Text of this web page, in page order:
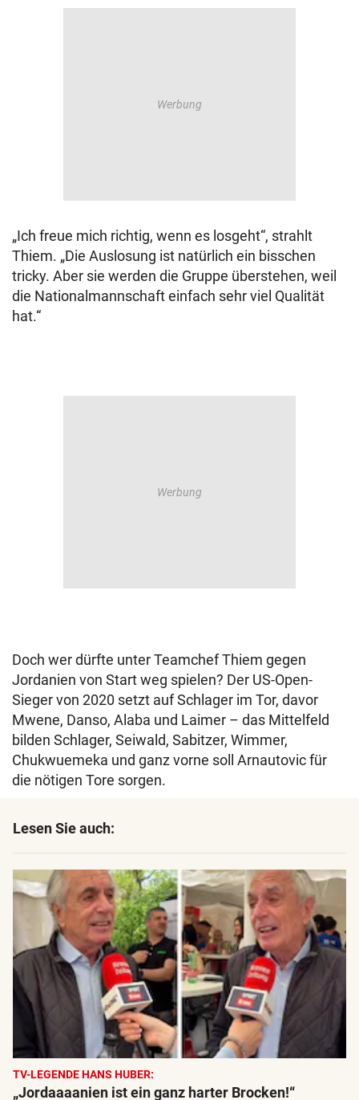
„Ich freue mich richtig, wenn es losgeht“, strahlt
Thiem. „Die Auslosung ist natürlich ein bisschen
tricky. Aber sie werden die Gruppe überstehen, weil
die Nationalmannschaft einfach sehr viel Qualität
hat.“
Doch wer dürfte unter Teamchef Thiem gegen
Jordanien von Start weg spielen? Der US-Open-
Sieger von 2020 setzt auf Schlager im Tor, davor
Mwene, Danso, Alaba und Laimer – das Mittelfeld
bilden Schlager, Seiwald, Sabitzer, Wimmer,
Chukwuemeka und ganz vorne soll Arnautovic für
die nötigen Tore sorgen.
Lesen Sie auch:
TV-LEGENDE HANS HUBER:
„Jordaaaanien ist ein ganz harter Brocken!“